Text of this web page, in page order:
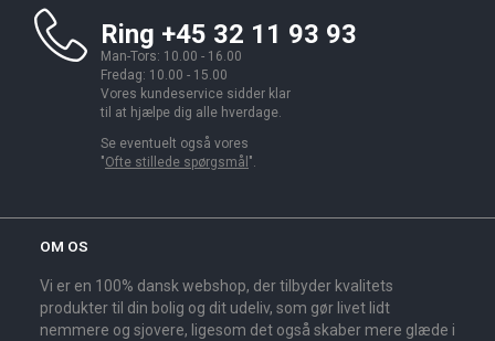
Ring +45 32 11 93 93
Man-Tors: 10.00 - 16.00
Fredag: 10.00 - 15.00
Vores kundeservice sidder klar
til at hjælpe dig alle hverdage.
Se eventuelt også vores
"Ofte stillede spørgsmål ".
OM OS
Vi er en 100% dansk webshop, der tilbyder kvalitets
produkter til din bolig og dit udeliv, som gør livet lidt
nemmere og sjovere, ligesom det også skaber mere glæde i